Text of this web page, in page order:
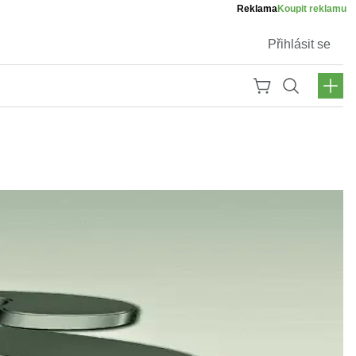
ReklamaKoupit reklamu
Přihlásit se